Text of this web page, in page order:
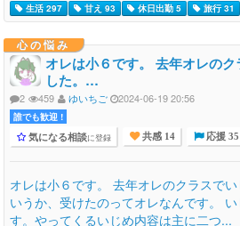
生活 297
甘え 93 休日出勤 5 旅行 31
心の悩み
オレは小６です。 去年オレの
した。…
2 459 ゆいちご 2024-06-19 20:56
誰でも歓迎 !
気になる相談に登録 共感 14 応援 35
オレは小６です。 去年オレのクラスで
いうか、受けたのってオレなんです。
す。やってくるいじめ内容は主に二つ...